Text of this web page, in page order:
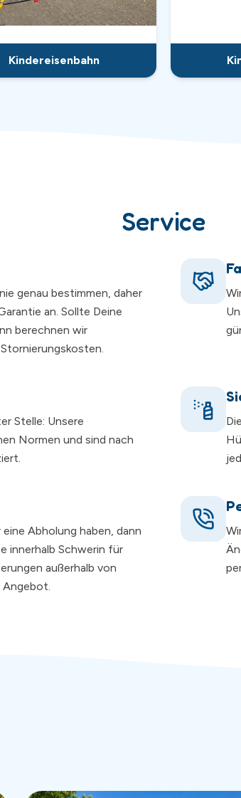
Kindereisenbahn
Service
genau bestimmen, daher
an. Sollte Deine
berechnen wir
Stelle: Unsere
Normen und sind nach
Abholung haben, dann
innerhalb Schwerin für
außerhalb von